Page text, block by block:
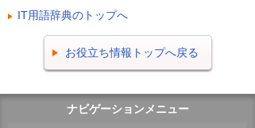
IT用語辞典のトップへ
お役立ち情報トップへ戻る
ナビゲーションメニュー